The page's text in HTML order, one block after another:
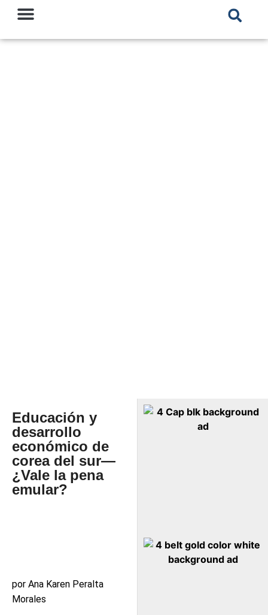
Educación y
desarrollo
económico de
corea del sur—
¿Vale la pena
emular?
por Ana Karen Peralta
Morales